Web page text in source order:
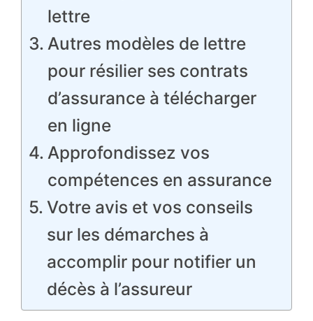
lettre
Autres modèles de lettre
pour résilier ses contrats
d’assurance à télécharger
en ligne
Approfondissez vos
compétences en assurance
Votre avis et vos conseils
sur les démarches à
accomplir pour notifier un
décès à l’assureur